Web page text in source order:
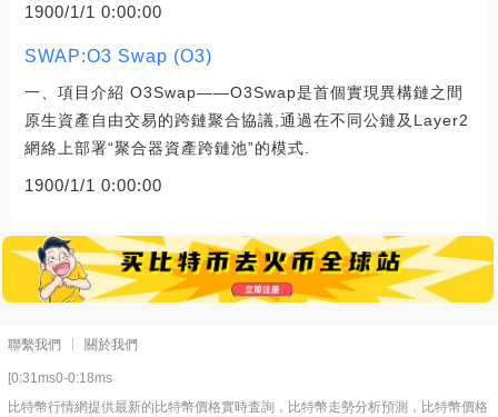
1900/1/1 0:00:00
SWAP:O3 Swap (O3)
一、項目介紹 O3Swap——O3Swap是首個實現異構鏈之間
原生資產自由交易的跨鏈聚合協議,通過在不同公鏈及Layer2
網絡上部署“聚合器資產跨鏈池”的模式.
1900/1/1 0:00:00
聯繫我們 關於我們
[0:31ms0-0:18ms
比特幣行情網提供最新的比特幣價格實時査詢，比特幣走勢分析預測，比特幣價格